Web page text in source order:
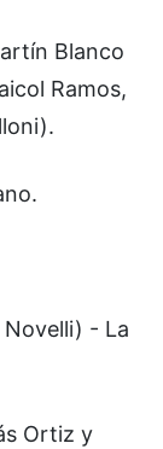
Blanco
Ramos,
Novelli) - La
Ortiz y